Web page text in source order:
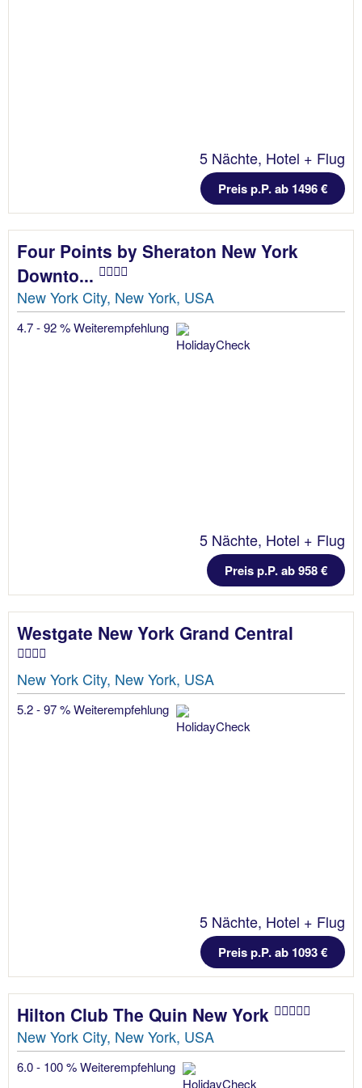
5 Nächte, Hotel + Flug
Preis p.P. ab 1496 €
Four Points by Sheraton New York
Downto...
New York City, New York, USA
4.7 - 92 % Weiterempfehlung
5 Nächte, Hotel + Flug
Preis p.P. ab 958 €
Westgate New York Grand Central
New York City, New York, USA
5.2 - 97 % Weiterempfehlung
5 Nächte, Hotel + Flug
Preis p.P. ab 1093 €
Hilton Club The Quin New York
New York City, New York, USA
6.0 - 100 % Weiterempfehlung